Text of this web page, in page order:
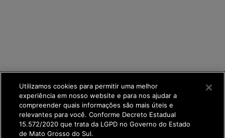
Utilizamos cookies para permitir uma melhor
experiência em nosso website e para nos ajudar a
compreender quais informações são mais úteis e
relevantes para você. Conforme Decreto Estadual
15.572/2020 que trata da LGPD no Governo do Estado
de Mato Grosso do Sul.